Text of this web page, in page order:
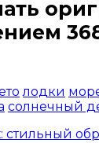
лодки
солнечный
стильный